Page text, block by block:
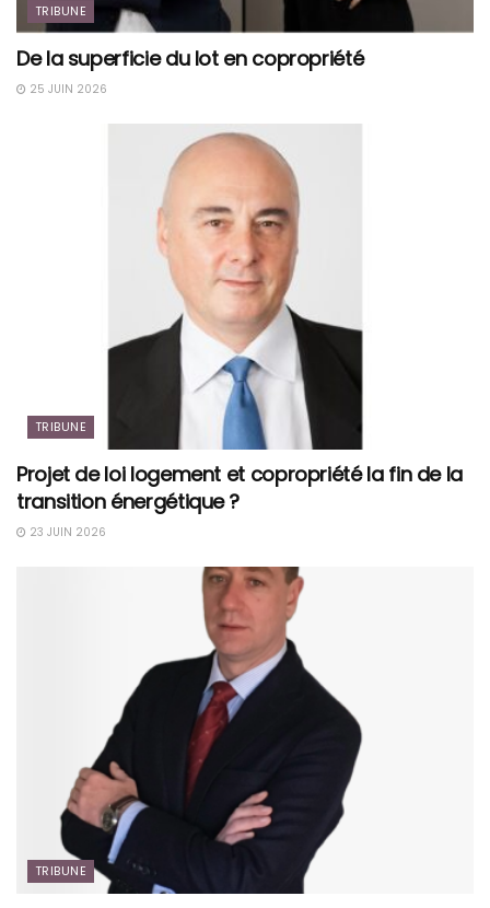
TRIBUNE
De la superficie du lot en copropriété
25 JUIN 2026
TRIBUNE
Projet de loi logement et copropriété la fin de la
transition énergétique ?
23 JUIN 2026
TRIBUNE